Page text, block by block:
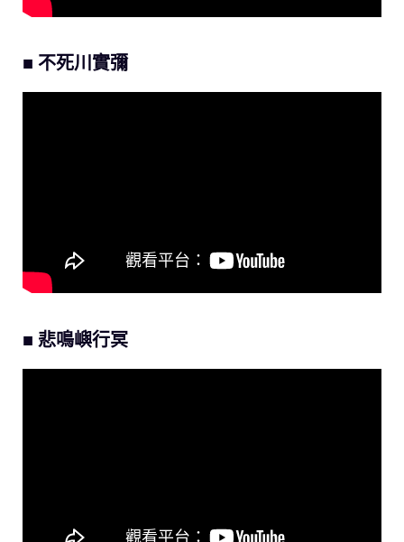
■ 不死川實彌
■ 悲鳴嶼行冥